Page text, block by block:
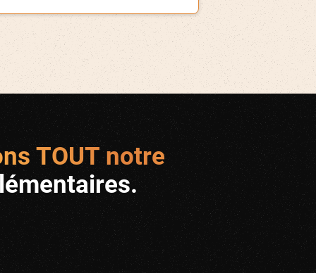
TOUT notre